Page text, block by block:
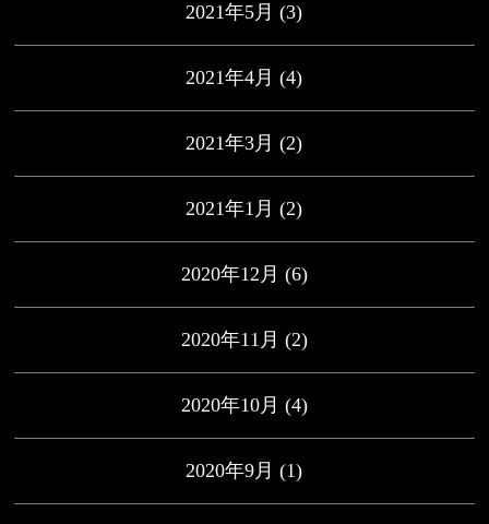
2021年5月 (3)
2021年4月 (4)
2021年3月 (2)
2021年1月 (2)
2020年12月 (6)
2020年11月 (2)
2020年10月 (4)
2020年9月 (1)